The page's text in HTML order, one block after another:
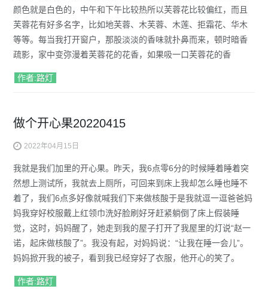
颜色就是白色的，中午和下午比较热所以芙蓉花比较偏红，而且
芙蓉花有好多名字，比如地芙蓉、木芙蓉、木莲、拒霜花、华木
等等。每当我打开窗户，那股淡淡的香味就扑鼻而来，顿时暗香
疏影，家中变弥漫着芙蓉花的花香，如果吸一口芙蓉花的香
作者:路灯
做个开心果20220415
2022年04月15日
我就是我们加里的开心果。昨天，我6点零6分的时候睡着睡着突
然想上测试所，我就去上厕所，可回来到床上我却怎么睡也睡不
着了，我们6点多好像就喊我们下来做核酸于是我就逗一逗爸爸妈
妈我穿好校服戴上红领巾洗好脸刷好牙赶紧躺倒了床上假装睡
觉，这时，妈妈醒了，她走到我的屋子打开了我屋里的灯说“赵一
诺，起床做核酸了”。我没有起，对妈妈说：“让我在睡一会儿”。
妈妈掀开我的被子，看到我已经穿好了衣服，他开心的笑了。
作者:路灯